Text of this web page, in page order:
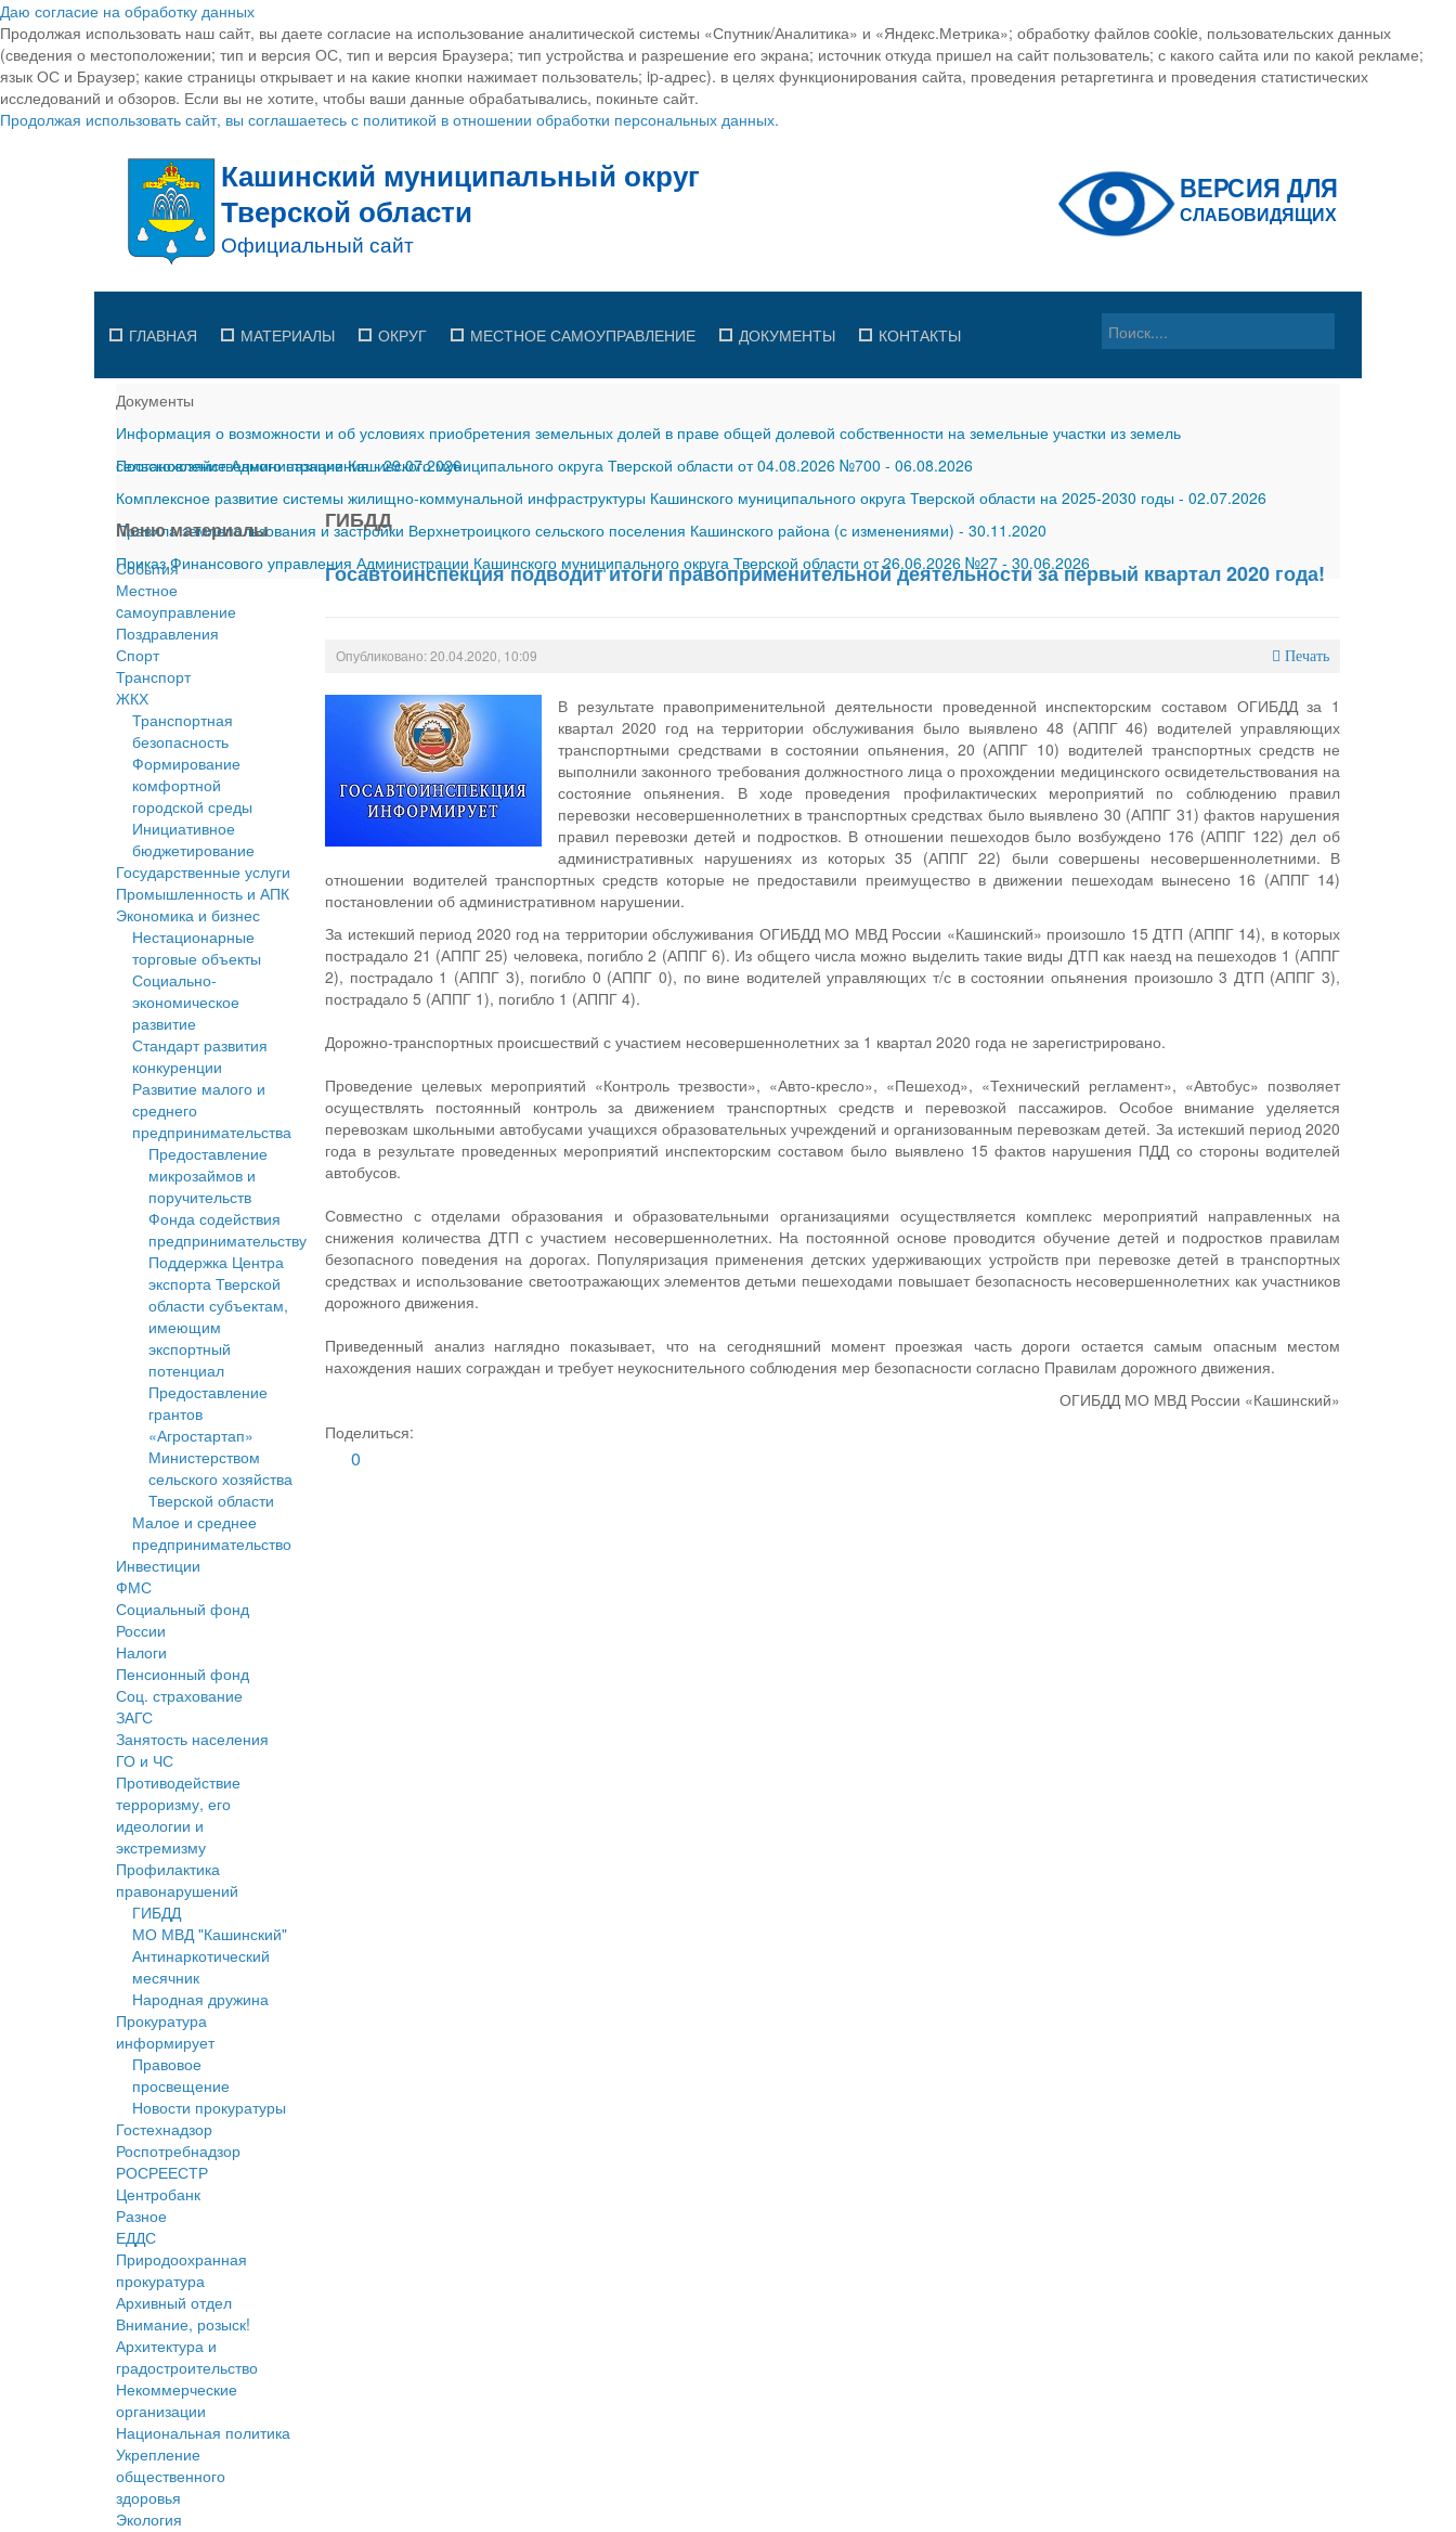
Даю согласие на обработку данных
Продолжая использовать наш сайт, вы даете согласие на использование аналитической системы «Спутник/Аналитика» и «Яндекс.Метрика»; обработку файлов cookie, пользовательских данных
(сведения о местоположении; тип и версия ОС, тип и версия Браузера; тип устройства и разрешение его экрана; источник откуда пришел на сайт пользователь; с какого сайта или по какой рекламе;
язык ОС и Браузер; какие страницы открывает и на какие кнопки нажимает пользователь; ip-адрес). в целях функционирования сайта, проведения ретаргетинга и проведения статистических
исследований и обзоров. Если вы не хотите, чтобы ваши данные обрабатывались, покиньте сайт.
Продолжая использовать сайт, вы соглашаетесь с политикой в отношении обработки персональных данных.
ГЛАВНАЯ МАТЕРИАЛЫ ОКРУГ МЕСТНОЕ САМОУПРАВЛЕНИЕ ДОКУМЕНТЫ КОНТАКТЫ
Документы
Информация о возможности и об условиях приобретения земельных долей в праве общей долевой собственности на земельные участки из земель
сельскохозяйственного назначения-29.07.2026
Постановление Администрации Кашинского муниципального округа Тверской области от 04.08.2026 №700 - 06.08.2026
Комплексное развитие системы жилищно-коммунальной инфраструктуры Кашинского муниципального округа Тверской области на 2025-2030 годы - 02.07.2026
Правила землепользования и застройки Верхнетроицкого сельского поселения Кашинского района (с изменениями) - 30.11.2020
Приказ Финансового управления Администрации Кашинского муниципального округа Тверской области от 26.06.2026 №27 - 30.06.2026
Меню материалы
События
Местное
cамоуправление
Поздравления
Спорт
Транспорт
ЖКХ
Транспортная
безопасность
Формирование
комфортной
городской среды
Инициативное
бюджетирование
Государственные услуги
Промышленность и АПК
Экономика и бизнес
Нестационарные
торговые объекты
Социально-
экономическое
развитие
Стандарт развития
конкуренции
Развитие малого и
среднего
предпринимательства
Предоставление
микрозаймов и
поручительств
Фонда содействия
предпринимательству
Поддержка Центра
экспорта Тверской
области субъектам,
имеющим
экспортный
потенциал
Предоставление
грантов
«Агростартап»
Министерством
сельского хозяйства
Тверской области
Малое и среднее
предпринимательство
Инвестиции
ФМС
Социальный фонд
России
Налоги
Пенсионный фонд
Соц. страхование
ЗАГС
Занятость населения
ГО и ЧС
Противодействие
терроризму, его
идеологии и
экстремизму
Профилактика
правонарушений
ГИБДД
МО МВД "Кашинский"
Антинаркотический
месячник
Народная дружина
Прокуратура
информирует
Правовое
просвещение
Новости прокуратуры
Гостехнадзор
Роспотребнадзор
РОСРЕЕСТР
Центробанк
Разное
ЕДДС
Природоохранная
прокуратура
Архивный отдел
Внимание, розыск!
Архитектура и
градостроительство
Некоммерческие
организации
Национальная политика
Укрепление
общественного
здоровья
Экология
ГИБДД
Госавтоинспекция подводит итоги правоприменительной деятельности за первый квартал 2020 года!
Опубликовано: 20.04.2020, 10:09 Печать
В результате правоприменительной деятельности проведенной инспекторским составом ОГИБДД за 1
квартал 2020 год на территории обслуживания было выявлено 48 (АППГ 46) водителей управляющих
транспортными средствами в состоянии опьянения, 20 (АППГ 10) водителей транспортных средств не
выполнили законного требования должностного лица о прохождении медицинского освидетельствования на
состояние опьянения. В ходе проведения профилактических мероприятий по соблюдению правил
перевозки несовершеннолетних в транспортных средствах было выявлено 30 (АППГ 31) фактов нарушения
правил перевозки детей и подростков. В отношении пешеходов было возбуждено 176 (АППГ 122) дел об
административных нарушениях из которых 35 (АППГ 22) были совершены несовершеннолетними. В
отношении водителей транспортных средств которые не предоставили преимущество в движении пешеходам вынесено 16 (АППГ 14)
постановлении об административном нарушении.
За истекший период 2020 год на территории обслуживания ОГИБДД МО МВД России «Кашинский» произошло 15 ДТП (АППГ 14), в которых
пострадало 21 (АППГ 25) человека, погибло 2 (АППГ 6). Из общего числа можно выделить такие виды ДТП как наезд на пешеходов 1 (АППГ
2), пострадало 1 (АППГ 3), погибло 0 (АППГ 0), по вине водителей управляющих т/с в состоянии опьянения произошло 3 ДТП (АППГ 3),
пострадало 5 (АППГ 1), погибло 1 (АППГ 4).
Дорожно-транспортных происшествий с участием несовершеннолетних за 1 квартал 2020 года не зарегистрировано.
Проведение целевых мероприятий «Контроль трезвости», «Авто-кресло», «Пешеход», «Технический регламент», «Автобус» позволяет
осуществлять постоянный контроль за движением транспортных средств и перевозкой пассажиров. Особое внимание уделяется
перевозкам школьными автобусами учащихся образовательных учреждений и организованным перевозкам детей. За истекший период 2020
года в результате проведенных мероприятий инспекторским составом было выявлено 15 фактов нарушения ПДД со стороны водителей
автобусов.
Совместно с отделами образования и образовательными организациями осуществляется комплекс мероприятий направленных на
снижения количества ДТП с участием несовершеннолетних. На постоянной основе проводится обучение детей и подростков правилам
безопасного поведения на дорогах. Популяризация применения детских удерживающих устройств при перевозке детей в транспортных
средствах и использование светоотражающих элементов детьми пешеходами повышает безопасность несовершеннолетних как участников
дорожного движения.
Приведенный анализ наглядно показывает, что на сегодняшний момент проезжая часть дороги остается самым опасным местом
нахождения наших сограждан и требует неукоснительного соблюдения мер безопасности согласно Правилам дорожного движения.
ОГИБДД МО МВД России «Кашинский»
Поделиться:
0